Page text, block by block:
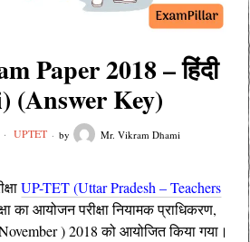
Paper 2018 – हिंदी
(Answer Key)
UPTET by Mr. Vikram Dhami
UP-TET (Uttar Pradesh – Teachers
का आयोजन परीक्षा नियामक प्राधिकरण,
) 2018 को आयोजित किया गया।